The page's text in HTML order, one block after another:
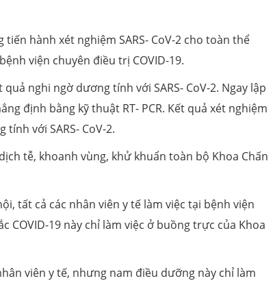
hành xét nghiệm SARS- CoV-2 cho toàn thể
viện chuyên điều trị COVID-19.
nghi ngờ dương tính với SARS- CoV-2. Ngay lập
định bằng kỹ thuật RT- PCR. Kết quả xét nghiệm
với SARS- CoV-2.
tễ, khoanh vùng, khử khuẩn toàn bộ Khoa Chấn
tất cả các nhân viên y tế làm việc tại bệnh viện
COVID-19 này chỉ làm việc ở buồng trực của Khoa
viên y tế, nhưng nam điều dưỡng này chỉ làm